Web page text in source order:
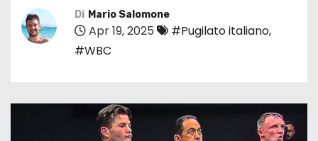
Di Mario Salomone
Apr 19, 2025 #Pugilato italiano,
#WBC